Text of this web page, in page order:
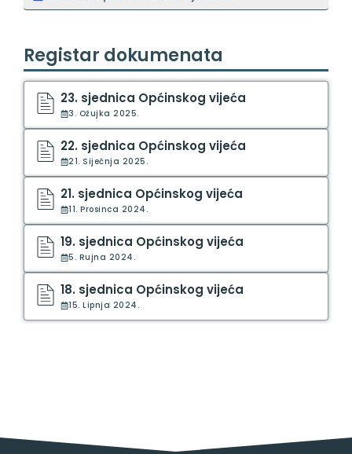
Registar dokumenata
23. sjednica Općinskog vijeća
3. Ožujka 2025.
22. sjednica Općinskog vijeća
21. Siječnja 2025.
21. sjednica Općinskog vijeća
11. Prosinca 2024.
19. sjednica Općinskog vijeća
5. Rujna 2024.
18. sjednica Općinskog vijeća
15. Lipnja 2024.